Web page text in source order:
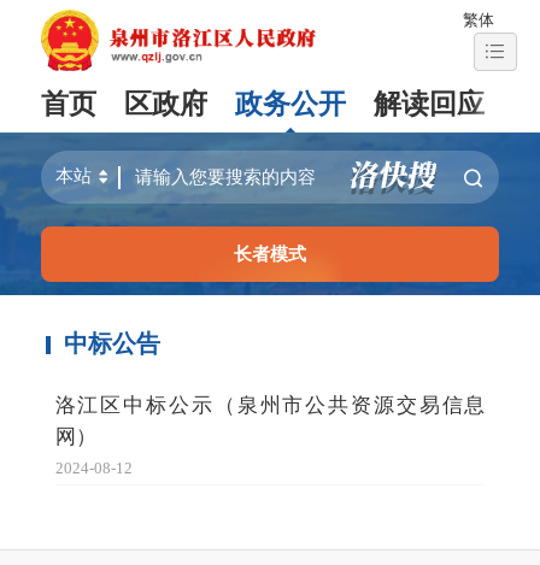
繁体
首页 区政府 政务公开 解读回应
长者模式
中标公告
洛江区中标公示（泉州市公共资源交易信息
网）
2024-08-12